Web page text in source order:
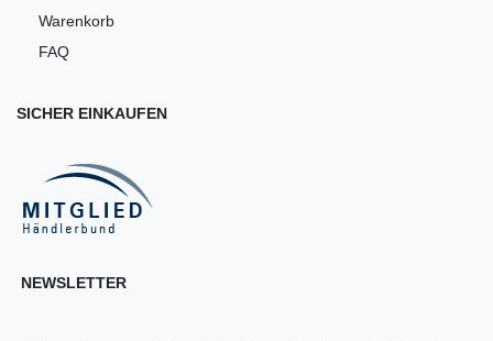
Warenkorb
FAQ
SICHER EINKAUFEN
NEWSLETTER